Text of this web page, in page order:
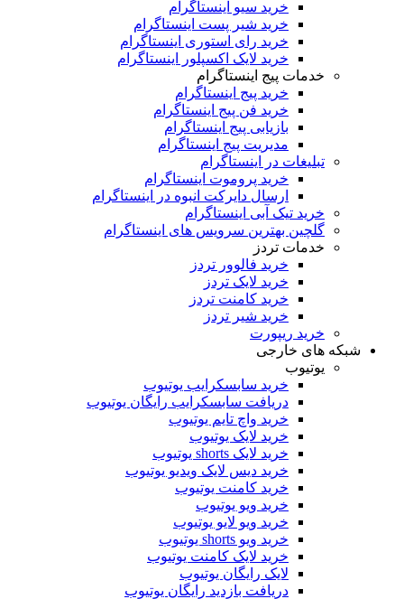
خرید سیو اینستاگرام
خرید شیر پست اینستاگرام
خرید رای استوری اینستاگرام
خرید لایک اکسپلور اینستاگرام
خدمات پیج اینستاگرام
خرید پیج اینستاگرام
خرید فن پیج اینستاگرام
بازیابی پیج اینستاگرام
مدیریت پیج اینستاگرام
تبلیغات در اینستاگرام
خرید پروموت اینستاگرام
ارسال دایرکت انبوه در اینستاگرام
خرید تیک آبی اینستاگرام
گلچین بهترین سرویس های اینستاگرام
خدمات تردز
خرید فالوور تردز
خرید لایک تردز
خرید کامنت تردز
خرید شیر تردز
خرید ریپورت
های خارجی
خرید سابسکرایب یوتیوب
دریافت سابسکرایب رایگان یوتیوب
خرید واچ تایم یوتیوب
خرید لایک یوتیوب
خرید لایک shorts یوتیوب
خرید دیس لایک ویدیو یوتیوب
خرید کامنت یوتیوب
خرید ویو یوتیوب
خرید ویو لایو یوتیوب
خرید ویو shorts یوتیوب
خرید لایک کامنت یوتیوب
لایک رایگان یوتیوب
دریافت بازدید رایگان یوتیوب